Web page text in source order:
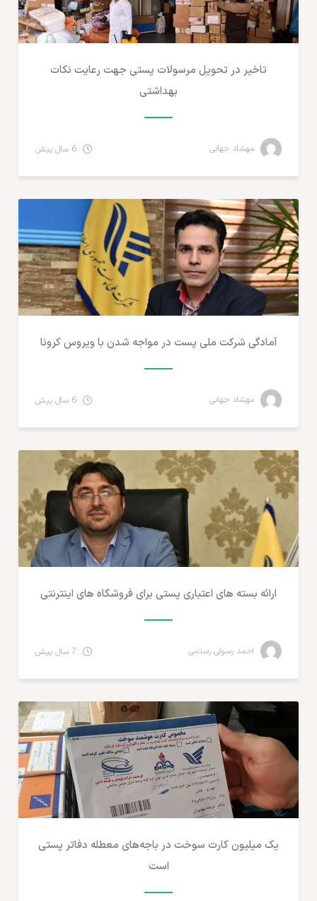
تاخیر در تحویل مرسولات پستی جهت رعایت نکات
بهداشتی
مهشاد جهانی
آمادگی شرکت ملی پست در مواجه شدن با ویروس کرونا
مهشاد جهانی
ارائه بسته های اعتباری پستی برای فروشگاه های اینترنتی
احمد رسولی رستمی
یک میلیون کارت سوخت در باجه‌های معطله دفاتر پستی
است